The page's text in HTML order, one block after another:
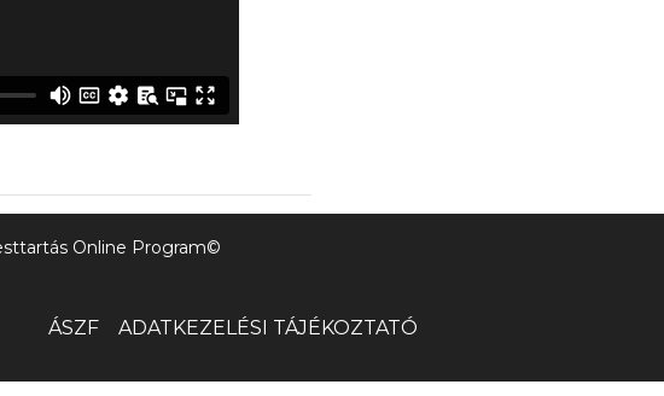
Online Program©
ÁSZF ADATKEZELÉSI TÁJÉKOZTATÓ